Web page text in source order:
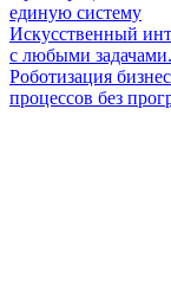
единую систему
Искусственный
с любыми
Роботизация
процессов без